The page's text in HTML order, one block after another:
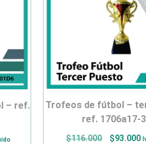
trofeos de fútbol – tercer puesto
ref. 1706a17-
$116.000 $93.000